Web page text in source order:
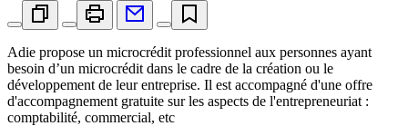
Adie propose un microcrédit professionnel aux personnes ayant
besoin d’un microcrédit dans le cadre de la création ou le
développement de leur entreprise. Il est accompagné d'une offre
d'accompagnement gratuite sur les aspects de l'entrepreneuriat :
comptabilité, commercial, etc